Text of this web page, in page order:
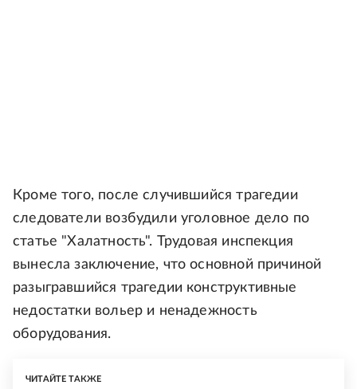
Кроме того, после случившийся трагедии
следователи возбудили уголовное дело по
статье "Халатность". Трудовая инспекция
вынесла заключение, что основной причиной
разыгравшийся трагедии конструктивные
недостатки вольер и ненадежность
оборудования.
ЧИТАЙТЕ ТАКЖЕ